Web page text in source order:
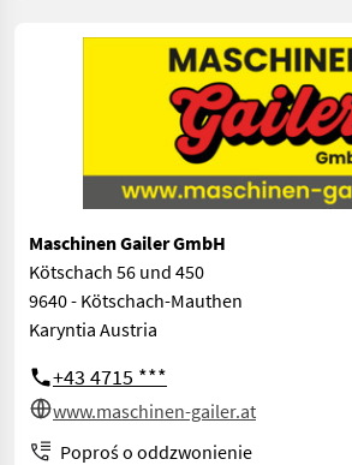
Maschinen Gailer GmbH
Kötschach 56 und 450
9640 - Kötschach-Mauthen
Karyntia Austria
+43 4715 ***
www.maschinen-gailer.at
Poproś o oddzwonienie